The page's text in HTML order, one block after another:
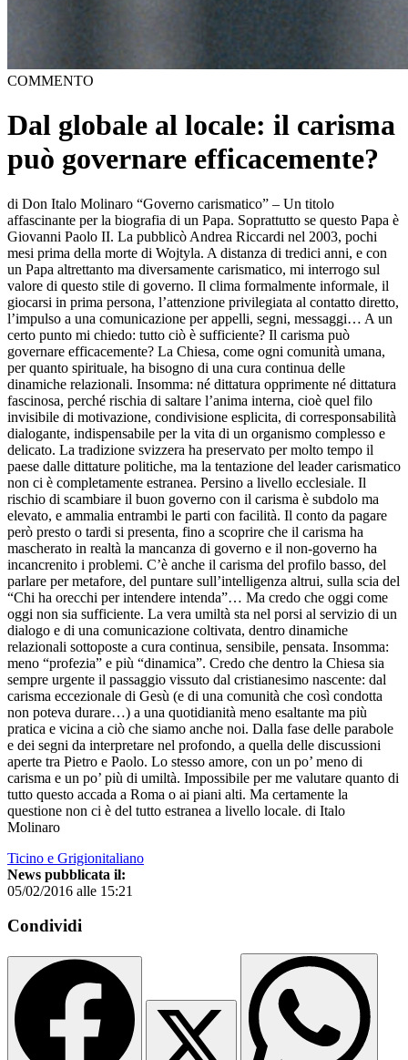
COMMENTO
Dal globale al locale: il carisma
può governare efficacemente?
di Don Italo Molinaro “Governo carismatico” – Un titolo
affascinante per la biografia di un Papa. Soprattutto se questo Papa è
Giovanni Paolo II. La pubblicò Andrea Riccardi nel 2003, pochi
mesi prima della morte di Wojtyla. A distanza di tredici anni, e con
un Papa altrettanto ma diversamente carismatico, mi interrogo sul
valore di questo stile di governo. Il clima formalmente informale, il
giocarsi in prima persona, l’attenzione privilegiata al contatto diretto,
l’impulso a una comunicazione per appelli, segni, messaggi… A un
certo punto mi chiedo: tutto ciò è sufficiente? Il carisma può
governare efficacemente? La Chiesa, come ogni comunità umana,
per quanto spirituale, ha bisogno di una cura continua delle
dinamiche relazionali. Insomma: né dittatura opprimente né dittatura
fascinosa, perché rischia di saltare l’anima interna, cioè quel filo
invisibile di motivazione, condivisione esplicita, di corresponsabilità
dialogante, indispensabile per la vita di un organismo complesso e
delicato. La tradizione svizzera ha preservato per molto tempo il
paese dalle dittature politiche, ma la tentazione del leader carismatico
non ci è completamente estranea. Persino a livello ecclesiale. Il
rischio di scambiare il buon governo con il carisma è subdolo ma
elevato, e ammalia entrambi le parti con facilità. Il conto da pagare
però presto o tardi si presenta, fino a scoprire che il carisma ha
mascherato in realtà la mancanza di governo e il non-governo ha
incancrenito i problemi. C’è anche il carisma del profilo basso, del
parlare per metafore, del puntare sull’intelligenza altrui, sulla scia del
“Chi ha orecchi per intendere intenda”… Ma credo che oggi come
oggi non sia sufficiente. La vera umiltà sta nel porsi al servizio di un
dialogo e di una comunicazione coltivata, dentro dinamiche
relazionali sottoposte a cura continua, sensibile, pensata. Insomma:
meno “profezia” e più “dinamica”. Credo che dentro la Chiesa sia
sempre urgente il passaggio vissuto dal cristianesimo nascente: dal
carisma eccezionale di Gesù (e di una comunità che così condotta
non poteva durare…) a una quotidianità meno esaltante ma più
pratica e vicina a ciò che siamo anche noi. Dalla fase delle parabole
e dei segni da interpretare nel profondo, a quella delle discussioni
aperte tra Pietro e Paolo. Lo stesso amore, con un po’ meno di
carisma e un po’ più di umiltà. Impossibile per me valutare quanto di
tutto questo accada a Roma o ai piani alti. Ma certamente la
questione non ci è del tutto estranea a livello locale. di Italo
Molinaro
Ticino e Grigionitaliano
News pubblicata il:
05/02/2016 alle 15:21
Condividi